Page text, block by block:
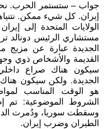
جواب – ستستمر الحرب.
إيران. كل شيء ممكن.
الولايات المتحدة إلى
مستشاري الرئيس دونالد
الجديدة عبارة عن مزيج
القديمة والأشخاص ذوي
سيكون هناك صراع
الجديدة. ولكن سيكون
هو الوقت المناسب
الشروط الموضوعية:
وسقطت سوريا، ودُمرت
الطيران وضرب إيران.